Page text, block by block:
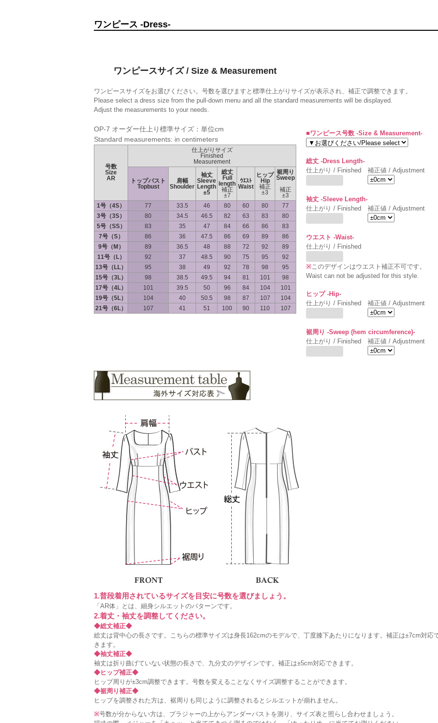
ワンピース -Dress-
ワンピースサイズ / Size & Measurement
ワンピースサイズをお選びください。号数を選びますと標準仕上がりサイズが表示され、補正で調整できます。
Please select a dress size from the pull-down menu and all the standard measurements will be displayed.
Adjust the measurements to your needs.
OP-7 オーダー仕上り標準サイズ：単位cm
Standard measurements: in centimeters
号数
Size
AR
仕上がりサイズ
Finished
Measurement
トップバスト
Topbust
肩幅
Shoulder
袖丈
Sleeve
Length
±5
総丈
Full
length
補正
±7
ｳｴｽﾄ
Waist
ヒップ
Hip
補正
±3
裾周り
Sweep
補正
±3
1号（4S）
77 33.5 46 80 60 80
77
3号（3S）
80 34.5 46.5 82 63 83
80
5号（SS）
83 35 47 84 66 86
83
7号（S）
86 36 47.5 86 69 89
86
9号（M）
89 36.5 48 88 72 92
89
11号（L）
92 37 48.5 90 75 95
92
13号（LL）
95 38 49 92 78 98
95
15号（3L）
98 38.5 49.5 94 81 101
98
17号（4L）
101 39.5 50 96 84 104
101
19号（5L）
104 40 50.5 98 87 107
104
21号（6L）
107 41 51 100 90 110 107
■ワンピース号数 -Size & Measurement-
総丈 -Dress Length-
仕上がり / Finished
補正値 / Adjustment
袖丈 -Sleeve Length-
仕上がり / Finished
補正値 / Adjustment
ウエスト -Waist-
仕上がり / Finished
※このデザインはウエスト補正不可です。
Waist can not be adjusted for this style.
ヒップ -Hip-
仕上がり / Finished
補正値 / Adjustment
裾周り -Sweep (hem circumference)-
仕上がり / Finished
補正値 / Adjustment
1.普段着用されているサイズを目安に号数を選びましょう。
「AR体」とは、細身シルエットのパターンです。
2.着丈・袖丈を調整してください。
◆総丈補正◆
総丈は背中心の長さです。こちらの標準サイズは身長162cmのモデルで、丁度膝下あたりになります。補正は±7cm対応
きます。
◆袖丈補正◆
袖丈は折り曲げていない状態の長さで、九分丈のデザインです。補正は±5cm対応できます。
◆ヒップ補正◆
ヒップ周りが±3cm調整できます。号数を変えることなくサイズ調整することができます。
◆裾周り補正◆
ヒップを調整された方は、裾周りも同じように調整されるとシルエットが崩れません。
※号数が分からない方は、ブラジャーの上からアンダーバストを測り、サイズ表と照らし合わせましょう。